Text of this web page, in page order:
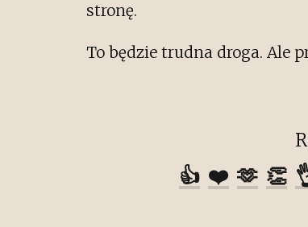
stronę.
To będzie trudna droga. Ale
👍 ❤️ 🫶 👏